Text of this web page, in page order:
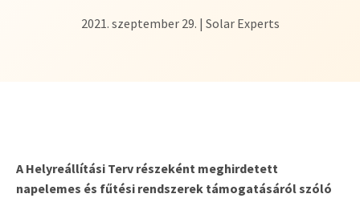
2021. szeptember 29. | Solar Experts
A Helyreállítási Terv részeként meghirdetett
napelemes és fűtési rendszerek támogatásáról szóló